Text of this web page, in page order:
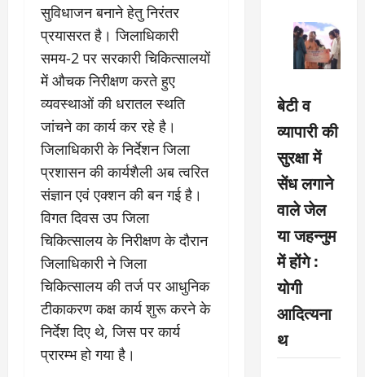
सुविधाजन बनाने हेतु निरंतर
प्रयासरत है। जिलाधिकारी
समय-2 पर सरकारी चिकित्सालयों
में औचक निरीक्षण करते हुए
व्यवस्थाओं की धरातल स्थति
जांचने का कार्य कर रहे है।
जिलाधिकारी के निर्देशन जिला
प्रशासन की कार्यशैली अब त्वरित
संज्ञान एवं एक्शन की बन गई है।
विगत दिवस उप जिला
चिकित्सालय के निरीक्षण के दौरान
जिलाधिकारी ने जिला
चिकित्सालय की तर्ज पर आधुनिक
टीकाकरण कक्ष कार्य शुरू करने के
निर्देश दिए थे, जिस पर कार्य
प्रारम्भ हो गया है।
बेटी व
व्यापारी की
सुरक्षा में
सेंध लगाने
वाले जेल
या जहन्नुम
में होंगे :
योगी
आदित्यना
थ